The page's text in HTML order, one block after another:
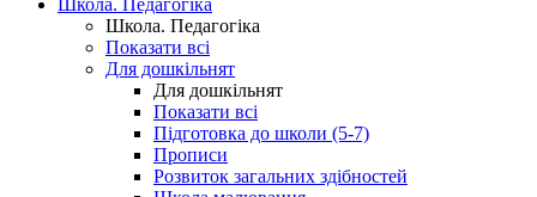
Школа. Педагогіка
Школа. Педагогіка
Показати всі
Для дошкільнят
Для дошкільнят
Показати всі
Підготовка до школи (5-7)
Прописи
Розвиток загальних здібностей